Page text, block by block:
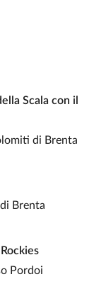
Scala con il
di Brenta
Brenta
Pordoi